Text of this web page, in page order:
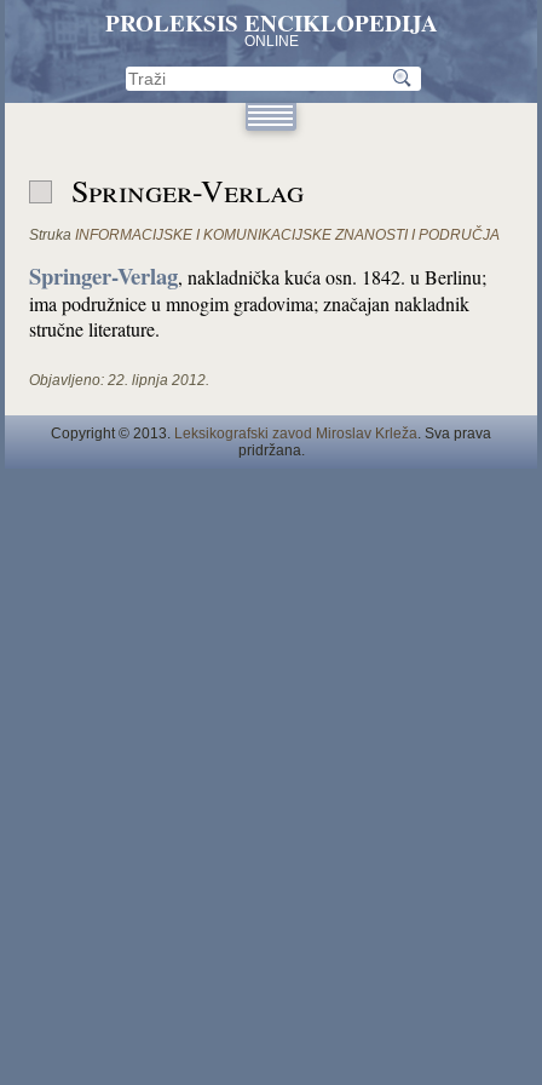
PROLEKSIS ENCIKLOPEDIJA
ONLINE
Springer-Verlag
Struka INFORMACIJSKE I KOMUNIKACIJSKE ZNANOSTI I PODRUČJA
Springer-Verlag, nakladnička kuća osn. 1842. u Berlinu;
ima podružnice u mnogim gradovima; značajan nakladnik
stručne literature.
Objavljeno: 22. lipnja 2012.
Copyright © 2013. Leksikografski zavod Miroslav Krleža. Sva prava
pridržana.